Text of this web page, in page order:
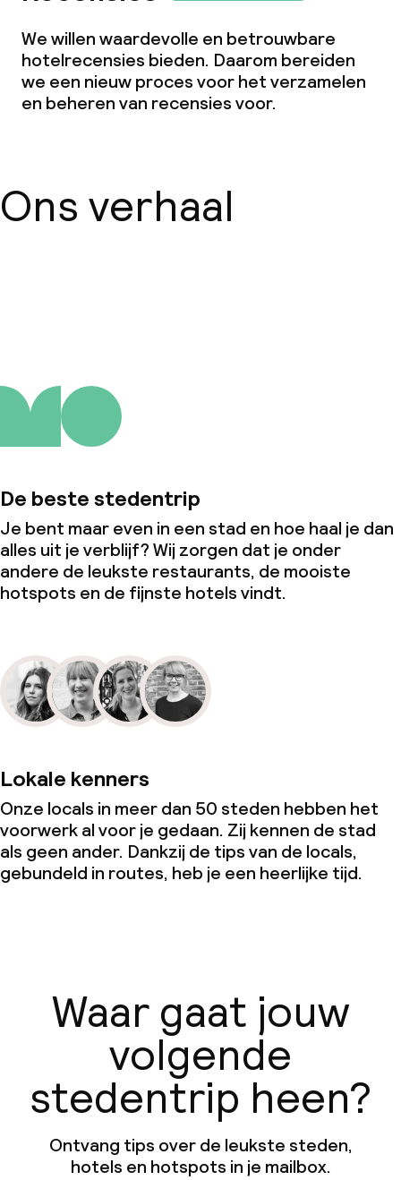
We willen waardevolle en betrouwbare
hotelrecensies bieden. Daarom bereiden
we een nieuw proces voor het verzamelen
en beheren van recensies voor.
Ons verhaal
De beste stedentrip
Je bent maar even in een stad en hoe haal je dan
alles uit je verblijf? Wij zorgen dat je onder
andere de leukste restaurants, de mooiste
hotspots en de fijnste hotels vindt.
Lokale kenners
Onze locals in meer dan 50 steden hebben het
voorwerk al voor je gedaan. Zij kennen de stad
als geen ander. Dankzij de tips van de locals,
gebundeld in routes, heb je een heerlijke tijd.
Waar gaat jouw
volgende
stedentrip heen?
Ontvang tips over de leukste steden,
hotels en hotspots in je mailbox.